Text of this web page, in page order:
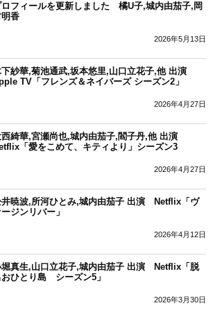
ロフィールを更新しました 橘U子,城内由茄子,岡
香
2026年5月13日
下紗華,菊池通武,坂本悠里,山口立花子,他 出演
TV「フレンズ＆ネイバーズ シーズン2」
2026年4月27日
西綺華,宮瀬尚也,城内由茄子,閻子丹,他 出演
「愛をこめて、キティより」シーズン3
2026年4月27日
井暁波,所河ひとみ,城内由茄子 出演 Netflix「ヴ
ージンリバー」
2026年4月12日
堀真生,山口立花子,城内由茄子 出演 Netflix「脱
ひとり島 シーズン5」
2026年3月30日